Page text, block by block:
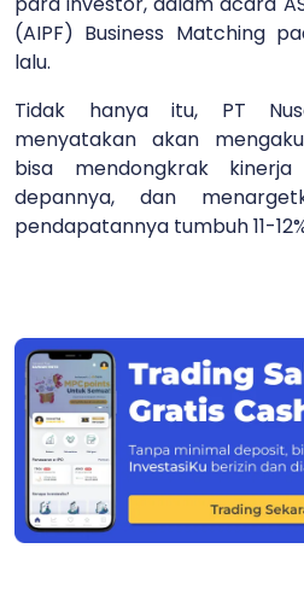
(AIPF) Business Matching
lalu.
Tidak hanya itu, PT
menyatakan akan
bisa mendongkrak
depannya, dan
pendapatannya tumbuh 11-